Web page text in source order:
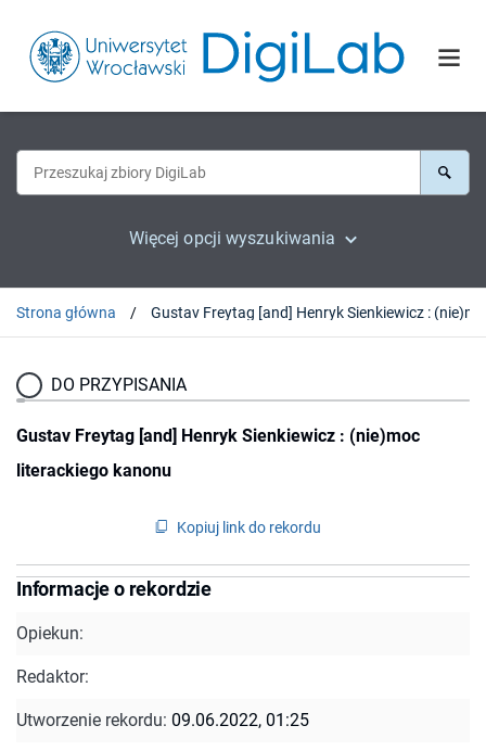
Więcej opcji wyszukiwania
Strona główna
DO PRZYPISANIA
Gustav Freytag [and] Henryk Sienkiewicz : (nie)moc
literackiego kanonu
Kopiuj link do rekordu
Informacje o rekordzie
Opiekun:
Redaktor:
Utworzenie rekordu: 09.06.2022, 01:25